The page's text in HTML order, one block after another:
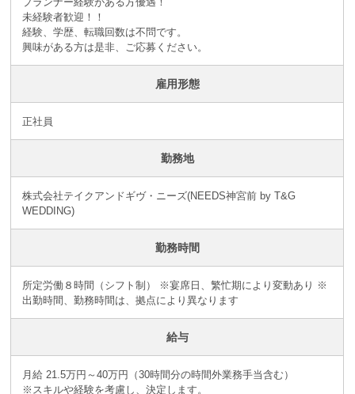
未経験者歓迎！！
経験、学歴、転職回数は不問です。
興味がある方は是非、ご応募ください。
雇用形態
正社員
勤務地
株式会社テイクアンドギヴ・ニーズ(NEEDS神宮前 by T&G
WEDDING)
勤務時間
所定労働８時間（シフト制） ※宴席日、繁忙期により変動あり ※
出勤時間、勤務時間は、拠点により異なります
給与
月給 21.5万円～40万円（30時間分の時間外業務手当含む）
※スキルや経験を考慮し、決定します。